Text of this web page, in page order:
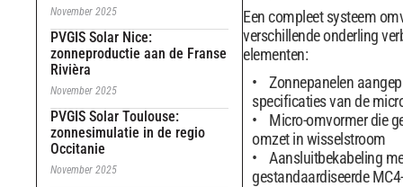
November 2025
PVGIS Solar Nice:
zonneproductie aan de Franse
Rivièra
November 2025
PVGIS Solar Toulouse:
zonnesimulatie in de regio
Occitanie
November 2025
Een compleet systeem
verschillende onderling
elementen:
Zonnepanelen
specificaties van de
Micro-omvormer die
omzet in wisselstroom
Aansluitbekabeling
gestandaardiseerde MC4-